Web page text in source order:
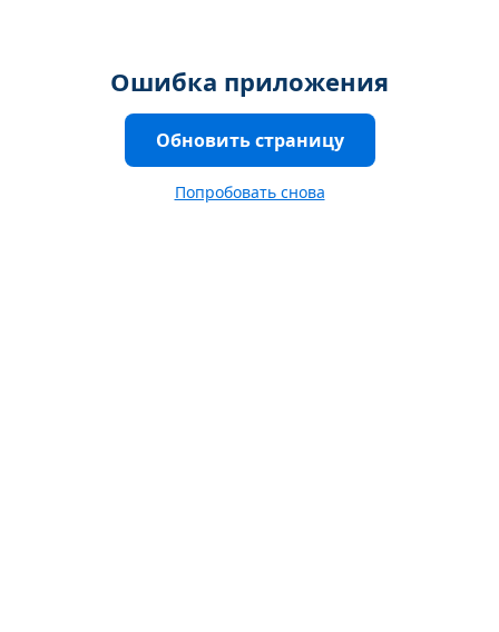
Ошибка приложения
Обновить страницу
Попробовать снова